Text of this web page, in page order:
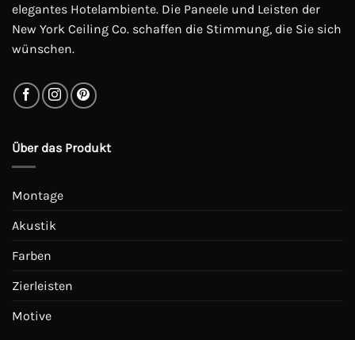
gewählt
werden
gewählt
werden
elegantes Hotelambiente. Die Paneele und Leisten der
New York Ceiling Co. schaffen die Stimmung, die Sie sich
wünschen.
Über das Produkt
Montage
Akustik
Farben
Zierleisten
Motive